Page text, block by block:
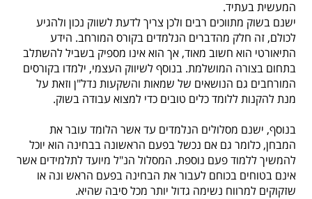
המעשית בעתיד.
ישנם בשוק מתווכים רבים ולכן צריך לדעת לשווק נכון ולהגיע
לכולם, זה חלק מהדברים הנלמדים בקורס המורחב. הידע
התיאורטי הוא חשוב מאוד, אך הוא אינו מספיק בשביל להשתלב
בתחום בצורה המושלמת. בנוסף לשיווק העצמי, ילמדו בקורסים
המורחבים גם הנושאים של שמאות והשקעות נדל"ן וזאת על
מנת להקנות ללומד כלים טובים כדי למצוא עבודה בשוק.
בנוסף, ישנם מסלולים הנלמדים עד אשר הלומד עובר את
המבחן, כלומר גם אם נכשל בפעם הראשונה בבחינה הוא יוכל
להמשיך ללמוד פעם נוספת. המסלול הנ"ל מיועד לתלמידים אשר
אינם בטוחים בכוחם לעבור את הבחינה בפעם הראש ונה או
שזקוקים למרווח נשימה גדול יותר מכל סיבה שהיא.